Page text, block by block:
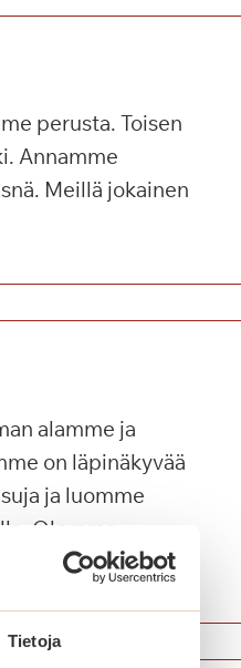
Tietoja
perusta. Toisen
Annamme
Meillä jokainen
alamme ja
on läpinäkyvää
ja luomme
Olemme
yhdessä.